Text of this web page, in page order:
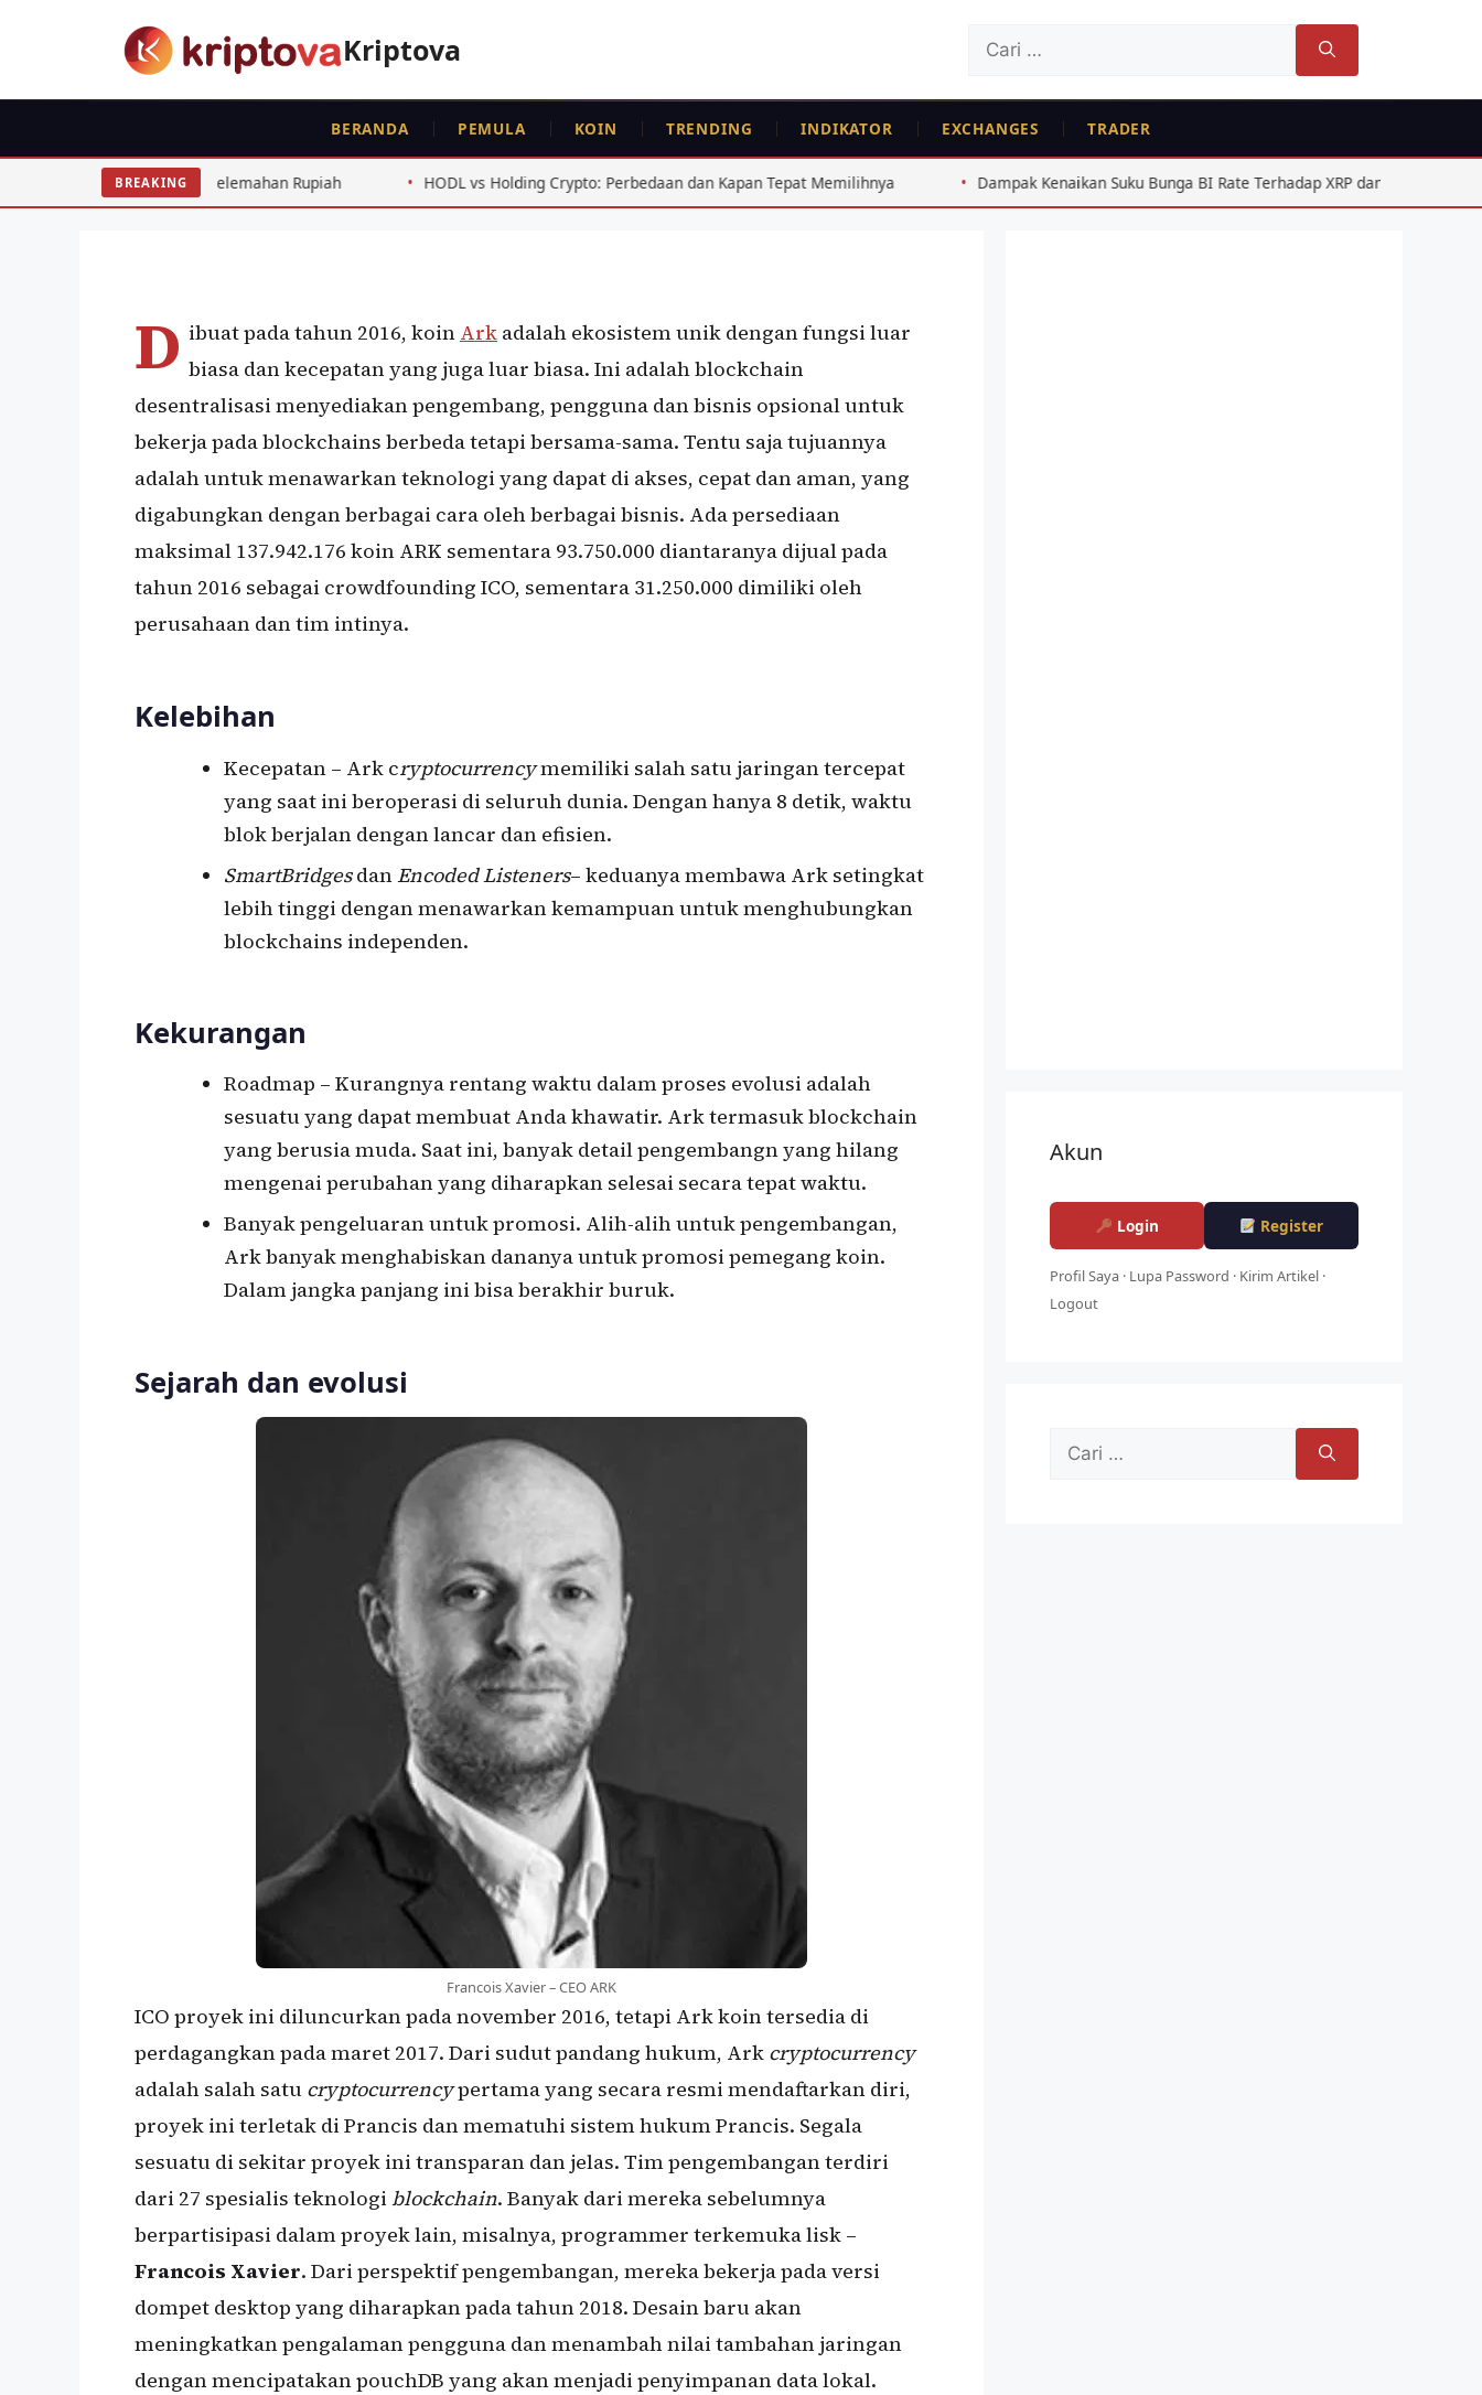
Kriptova
Cari
BERANDA PEMULA KOIN TRENDING INDIKATOR EXCHANGES TRADER
BREAKING
Pelemahan Rupiah HODL vs Holding Crypto: Perbedaan dan Kapan Tepat Memilihnya Dampak Kenaikan Suku Bunga BI Rate Terhadap XRP dan Solana Second Wallet
Ark
D ibuat pada tahun 2016, koin Arkadalah ekosistem unik dengan fungsi luar
biasa dan kecepatan yang juga luar biasa. Ini adalah blockchain
desentralisasi menyediakan pengembang, pengguna dan bisnis opsional untuk
bekerja pada blockchains berbeda tetapi bersama-sama. Tentu saja tujuannya
adalah untuk menawarkan teknologi yang dapat di akses, cepat dan aman, yang
digabungkan dengan berbagai cara oleh berbagai bisnis. Ada persediaan
maksimal 137.942.176 koin ARK sementara 93.750.000 diantaranya dijual pada
tahun 2016 sebagai crowdfounding ICO, sementara 31.250.000 dimiliki oleh
perusahaan dan tim intinya.
Kelebihan
Kecepatan – Ark cryptocurrencymemiliki salah satu jaringan tercepat
yang saat ini beroperasi di seluruh dunia. Dengan hanya 8 detik, waktu
blok berjalan dengan lancar dan efisien.
SmartBridgesdanEncoded Listeners– keduanya membawa Ark setingkat
lebih tinggi dengan menawarkan kemampuan untuk menghubungkan
blockchains independen.
Kekurangan
Roadmap – Kurangnya rentang waktu dalam proses evolusi adalah
sesuatu yang dapat membuat Anda khawatir. Ark termasuk blockchain
yang berusia muda. Saat ini, banyak detail pengembangn yang hilang
mengenai perubahan yang diharapkan selesai secara tepat waktu.
Banyak pengeluaran untuk promosi. Alih-alih untuk pengembangan,
Ark banyak menghabiskan dananya untuk promosi pemegang koin.
Dalam jangka panjang ini bisa berakhir buruk.
Sejarah dan evolusi
Francois Xavier – CEO ARK
ICO proyek ini diluncurkan pada november 2016, tetapi Ark koin tersedia di
perdagangkan pada maret 2017. Dari sudut pandang hukum, Ark cryptocurrency
adalah salah satu cryptocurrencypertama yang secara resmi mendaftarkan diri,
proyek ini terletak di Prancis dan mematuhi sistem hukum Prancis. Segala
sesuatu di sekitar proyek ini transparan dan jelas. Tim pengembangan terdiri
dari 27 spesialis teknologiblockchain. Banyak dari mereka sebelumnya
berpartisipasi dalam proyek lain, misalnya, programmer terkemuka lisk –
Francois Xavier. Dari perspektif pengembangan, mereka bekerja pada versi
dompet desktop yang diharapkan pada tahun 2018. Desain baru akan
meningkatkan pengalaman pengguna dan menambah nilai tambahan jaringan
dengan mencipatakan pouchDB yang akan menjadi penyimpanan data lokal.
Akun
Login Register
Profil Saya · Lupa Password · Kirim Artikel ·
Logout
Cari